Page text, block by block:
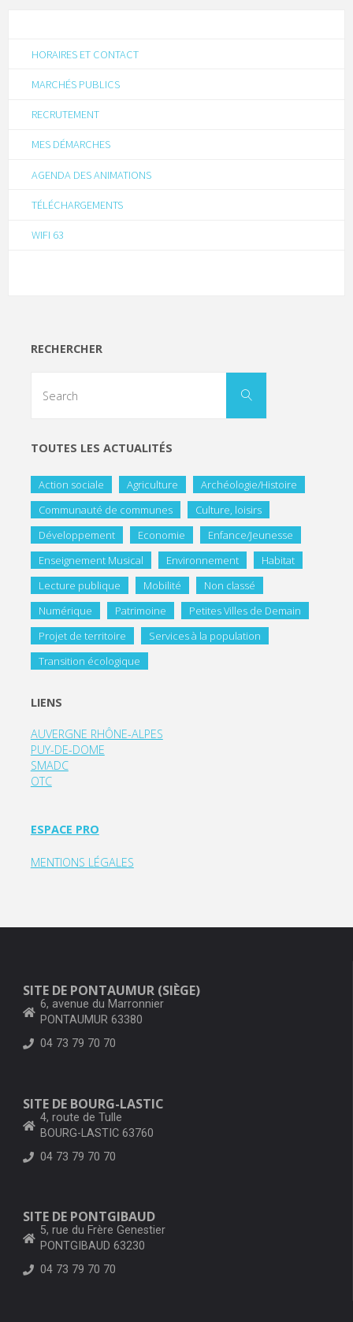
HORAIRES ET CONTACT
MARCHÉS PUBLICS
RECRUTEMENT
MES DÉMARCHES
AGENDA DES ANIMATIONS
TÉLÉCHARGEMENTS
WIFI 63
RECHERCHER
TOUTES LES ACTUALITÉS
Action sociale Agriculture
Archéologie/Histoire
Communauté de communes
Culture, loisirs
Développement
Economie
Enfance/Jeunesse
Enseignement Musical
Environnement
Habitat
Lecture publique
Mobilité
Non classé
Numérique
Patrimoine
Petites Villes de Demain
Projet de territoire
Services à la population
Transition écologique
LIENS
AUVERGNE RHÔNE-ALPES
PUY-DE-DOME
SMADC
OTC
ESPACE PRO
MENTIONS LÉGALES
SITE DE PONTAUMUR (SIÈGE)
6, avenue du Marronnier
PONTAUMUR 63380
04 73 79 70 70
SITE DE BOURG-LASTIC
4, route de Tulle
BOURG-LASTIC 63760
04 73 79 70 70
SITE DE PONTGIBAUD
5, rue du Frère Genestier
PONTGIBAUD 63230
04 73 79 70 70